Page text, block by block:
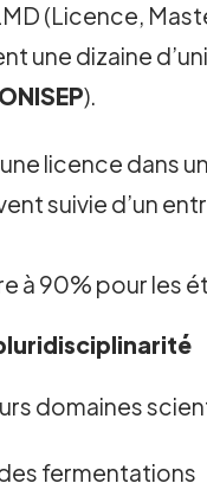
(Licence,
une dizaine
ONISEP).
licence dans
suivie d’un
à 90% pour les
domaines
fermentations